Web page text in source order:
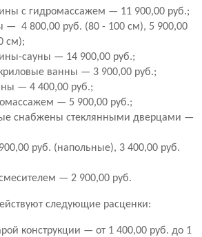
с гидромассажем — 11 900,00 руб.;
— 4 800,00 руб. (80 - 100 см), 5 900,00
см);
сауны — 14 900,00 руб.;
ванны — 3 900,00 руб.;
— 4 400,00 руб.;
— 5 900,00 руб.;
снабжены стеклянными дверцами —
руб. (напольные), 3 400,00 руб.
— 2 900,00 руб.
следующие расценки:
конструкции — от 1 400,00 руб. до 1